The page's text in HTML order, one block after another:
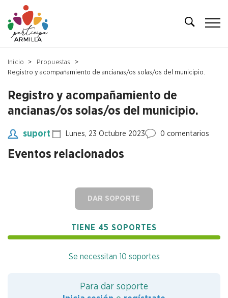
Inicio
Propuestas
Registro y acompañamiento de ancianas/os solas/os del municipio.
Registro y acompañamiento de
ancianas/os solas/os del municipio.
suport Lunes, 23 Octubre 2023 0 comentarios
Eventos relacionados
DAR SOPORTE
TIENE 45 SOPORTES
Se necessitan 10 soportes
Para dar soporte